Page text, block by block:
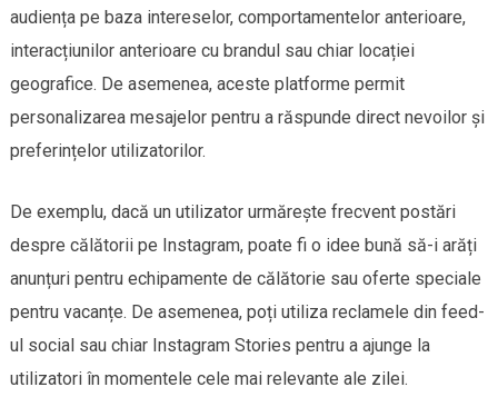
audiența pe baza intereselor, comportamentelor anterioare,
interacțiunilor anterioare cu brandul sau chiar locației
geografice. De asemenea, aceste platforme permit
personalizarea mesajelor pentru a răspunde direct nevoilor și
preferințelor utilizatorilor.
De exemplu, dacă un utilizator urmărește frecvent postări
despre călătorii pe Instagram, poate fi o idee bună să-i arăți
anunțuri pentru echipamente de călătorie sau oferte speciale
pentru vacanțe. De asemenea, poți utiliza reclamele din feed-
ul social sau chiar Instagram Stories pentru a ajunge la
utilizatori în momentele cele mai relevante ale zilei.